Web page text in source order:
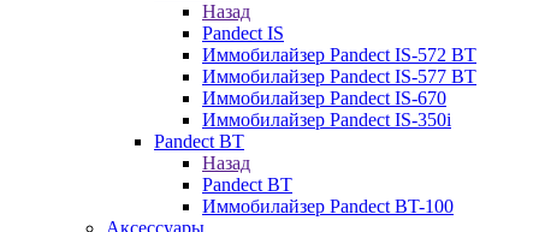
Назад
Pandect IS
Иммобилайзер Pandect IS-572 BT
Иммобилайзер Pandect IS-577 BT
Иммобилайзер Pandect IS-670
Иммобилайзер Pandect IS-350i
Pandect BT
Назад
Pandect BT
Иммобилайзер Pandect BT-100
Аксессуары